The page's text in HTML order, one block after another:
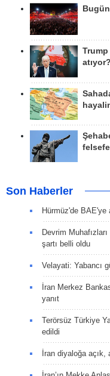
atıyor?
Son Haberler
Hürmüz'de BAE'ye
Devrim
şartı belli oldu
Velayati: Yabancı
İran Merkez
yanıt
Terörsüz Türkiye
edildi
İran diyaloğa